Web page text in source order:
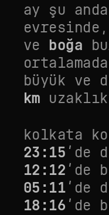
ay şu anda
evresinde,
ve boğa
büyük ve
km
kolkata
23:15 ’de
12:12 ’de
05:11’de
18:16 ’de